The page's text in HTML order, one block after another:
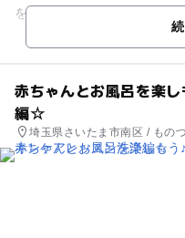
を行います。 今月は紙芝居
赤ちゃんとお風呂を楽
編☆
埼玉県さいたま市南区 / もの